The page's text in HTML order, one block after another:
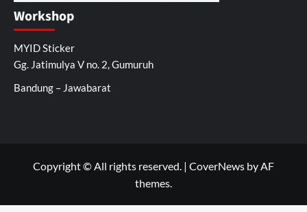
Workshop
MYID Sticker
Gg. Jatimulya V no. 2, Gumuruh
Bandung – Jawabarat
Copyright © All rights reserved. | CoverNews by AF
themes.